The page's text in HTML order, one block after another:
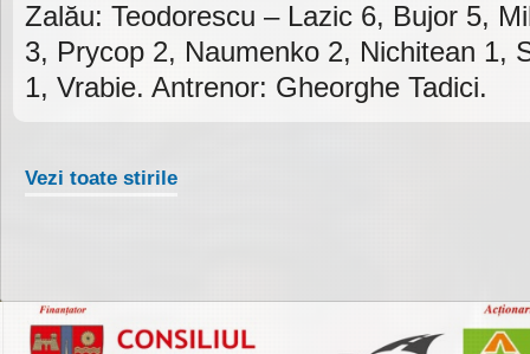
Zalău: Teodorescu – Lazic 6, Bujor 5,
3, Prycop 2, Naumenko 2, Nichitean 1,
1, Vrabie. Antrenor: Gheorghe Tadici.
Vezi toate stirile